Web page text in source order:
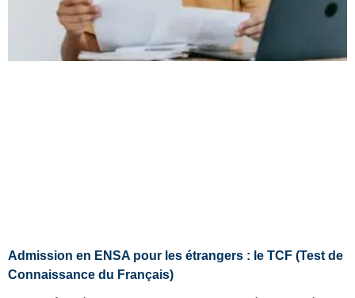
Admission en ENSA pour les étrangers : le TCF (Test de
Connaissance du Français)